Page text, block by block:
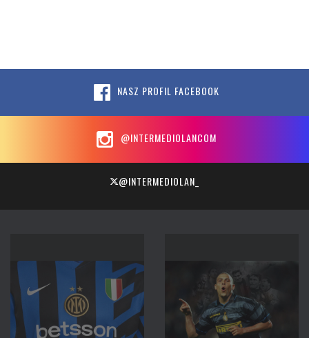
NASZ PROFIL FACEBOOK
@INTERMEDIOLANCOM
@INTERMEDIOLAN_